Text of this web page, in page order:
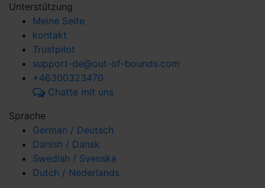
Unterstützung
Meine Seite
kontakt
Trustpilot
support-de@out-of-bounds.com
+46300323470
Chatte mit uns
Sprache
German / Deutsch
Danish / Dansk
Swedish / Svenska
Dutch / Nederlands